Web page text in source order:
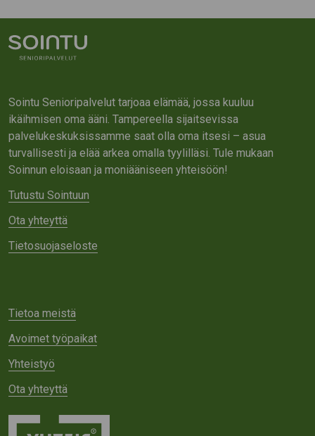
Sointu Senioripalvelut tarjoaa elämää, jossa kuuluu
ikäihmisen oma ääni. Tampereella sijaitsevissa
palvelukeskuksissamme saat olla oma itsesi – asua
turvallisesti ja elää arkea omalla tyylilläsi. Tule mukaan
Soinnun eloisaan ja moniääniseen yhteisöön!
Tutustu Sointuun
Ota yhteyttä
Tietosuojaseloste
Tietoa meistä
Avoimet työpaikat
Yhteistyö
Ota yhteyttä